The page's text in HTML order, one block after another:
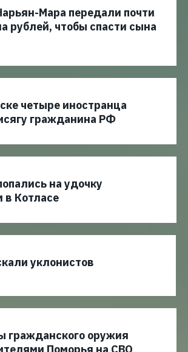
Мара передали почти
рублей, чтобы спасти сына
четыре иностранца
гражданина РФ
на удочку
Котласе
уклонистов
гражданского оружия